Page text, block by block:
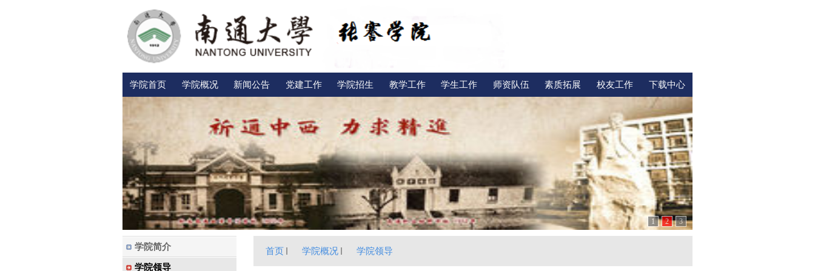
学院首页 学院概况 新闻公告 党建工作 学院招生 教学工作 学生工作 师资队伍 素质拓展 校友工作 下载中心
1 2 3
学院简介
学院领导
首页 学院概况 学院领导